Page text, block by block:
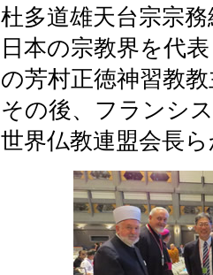
杜多道雄天台宗宗
日本の宗教界を代
の芳村正徳神習教
その後、フランシ
世界仏教連盟会長